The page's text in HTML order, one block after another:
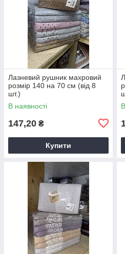
Лазневий рушник махровий
розмір 140 на 70 см (від 8
шт.)
В наявності
147,20 ₴
Купити